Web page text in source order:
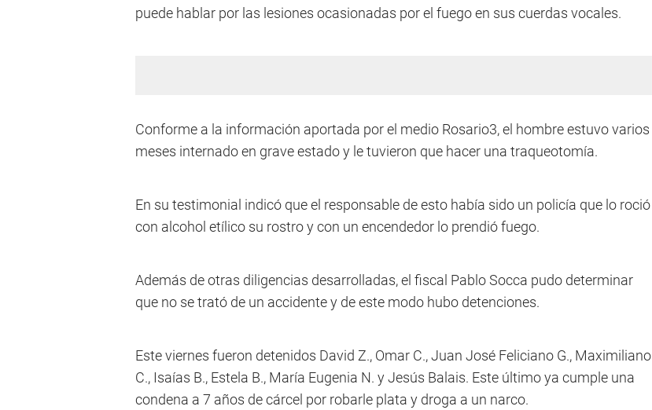
puede hablar por las lesiones ocasionadas por el fuego en sus cuerdas vocales.
Conforme a la información aportada por el medio Rosario3, el hombre estuvo varios
meses internado en grave estado y le tuvieron que hacer una traqueotomía.
En su testimonial indicó que el responsable de esto había sido un policía que lo roció
con alcohol etílico su rostro y con un encendedor lo prendió fuego.
Además de otras diligencias desarrolladas, el fiscal Pablo Socca pudo determinar
que no se trató de un accidente y de este modo hubo detenciones.
Este viernes fueron detenidos David Z., Omar C., Juan José Feliciano G., Maximiliano
C., Isaías B., Estela B., María Eugenia N. y Jesús Balais. Este último ya cumple una
condena a 7 años de cárcel por robarle plata y droga a un narco.